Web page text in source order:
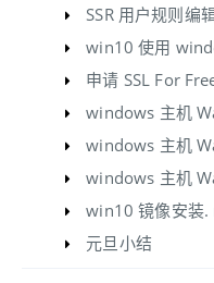
SSR 用户规则编
win10 使用
申请 SSL For
windows 主机
windows 主机
windows 主机
win10 镜像安装.
元旦小结